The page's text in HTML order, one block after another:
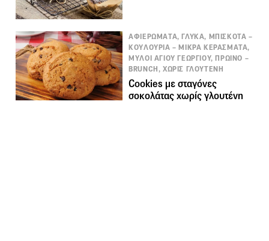
ΑΦΙΕΡΩΜΑΤΑ, ΓΛΥΚΑ, ΜΠΙΣΚΟΤΑ –
ΚΟΥΛΟΥΡΙΑ – ΜΙΚΡΑ ΚΕΡΑΣΜΑΤΑ,
ΜΥΛΟΙ ΑΓΙΟΥ ΓΕΩΡΓΙΟΥ, ΠΡΩΙΝΟ –
BRUNCH, ΧΩΡΙΣ ΓΛΟΥΤΕΝΗ
Cookies με σταγόνες
σοκολάτας χωρίς γλουτένη